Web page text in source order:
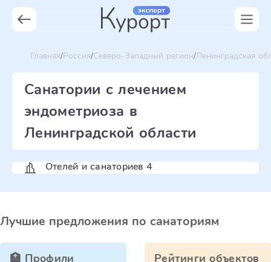
Главная Россия Северо-Западный регион Ленинградская
Санатории с лечением
эндометриоза в
Ленинградской области
Отелей и санаториев 4
Лучшие предложения по санаториям
🏥 Профили
Рейтинги объектов